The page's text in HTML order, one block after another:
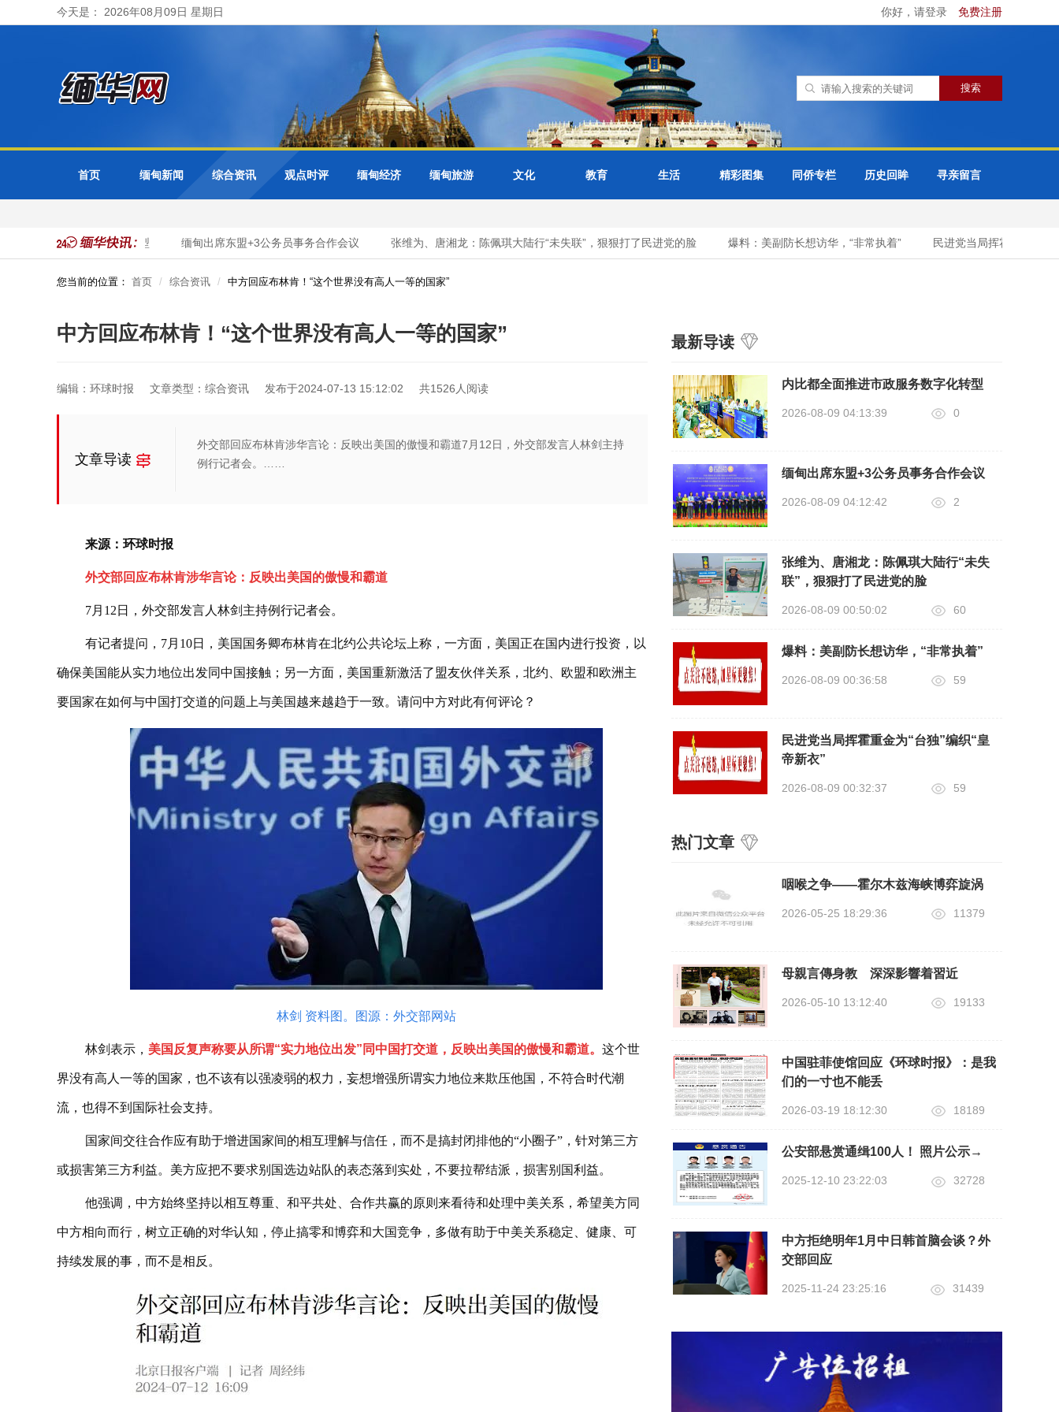
今天是： 2026年08月09日 星期日 你好，请登录 免费注册
首页 缅甸新闻 综合资讯 观点时评 缅甸经济 缅甸旅游 文化 教育 生活 精彩图集 同侨专栏 历史回眸 寻亲留言
面推进市政服务数字化转型 缅甸出席东盟+3公务员事务合作会议 张维为、唐湘龙：陈佩琪大陆行“未失联”，狠狠打了民进党的脸 爆料：美副防长想访华，“非常执着” 民进党当局挥霍重金为“台
您当前的位置： 首页 综合资讯 中方回应布林肯！“这个世界没有高人一等的国家”
中方回应布林肯！“这个世界没有高人一等的国家”
编辑：环球时报 文章类型：综合资讯 发布于2024-07-13 15:12:02 共1526人阅读
文章导读
外交部回应布林肯涉华言论：反映出美国的傲慢和霸道7月12日，外交部发言人林剑主持
例行记者会。……
来源：环球时报
外交部回应布林肯涉华言论：反映出美国的傲慢和霸道
7月12日，外交部发言人林剑主持例行记者会。
有记者提问，7月10日，美国国务卿布林肯在北约公共论坛上称，一方面，美国正在国内进行投资，以
确保美国能从实力地位出发同中国接触；另一方面，美国重新激活了盟友伙伴关系，北约、欧盟和欧洲主
要国家在如何与中国打交道的问题上与美国越来越趋于一致。请问中方对此有何评论？
林剑 资料图。图源：外交部网站
林剑表示， 美国反复声称要从所谓“实力地位出发”同中国打交道，反映出美国的傲慢和霸道。 这个世
界没有高人一等的国家，也不该有以强凌弱的权力，妄想增强所谓实力地位来欺压他国，不符合时代潮
流，也得不到国际社会支持。
国家间交往合作应有助于增进国家间的相互理解与信任，而不是搞封闭排他的“小圈子”，针对第三方
或损害第三方利益。美方应把不要求别国选边站队的表态落到实处，不要拉帮结派，损害别国利益。
他强调，中方始终坚持以相互尊重、和平共处、合作共赢的原则来看待和处理中美关系，希望美方同
中方相向而行，树立正确的对华认知，停止搞零和博弈和大国竞争，多做有助于中美关系稳定、健康、可
持续发展的事，而不是相反。
最新导读
内比都全面推进市政服务数字化转型
2026-08-09 04:13:39 0
缅甸出席东盟+3公务员事务合作会议
2026-08-09 04:12:42 2
张维为、唐湘龙：陈佩琪大陆行“未失
联”，狠狠打了民进党的脸
2026-08-09 00:50:02 60
爆料：美副防长想访华，“非常执着”
2026-08-09 00:36:58 59
民进党当局挥霍重金为“台独”编织“皇
帝新衣”
2026-08-09 00:32:37 59
热门文章
咽喉之争——霍尔木兹海峡博弈旋涡
2026-05-25 18:29:36 11379
母親言傳身教 深深影響着習近
2026-05-10 13:12:40 19133
中国驻菲使馆回应《环球时报》：是我
们的一寸也不能丢
2026-03-19 18:12:30 18189
公安部悬赏通缉100人！ 照片公示→
2025-12-10 23:22:03 32728
中方拒绝明年1月中日韩首脑会谈？外
交部回应
2025-11-24 23:25:16 31439